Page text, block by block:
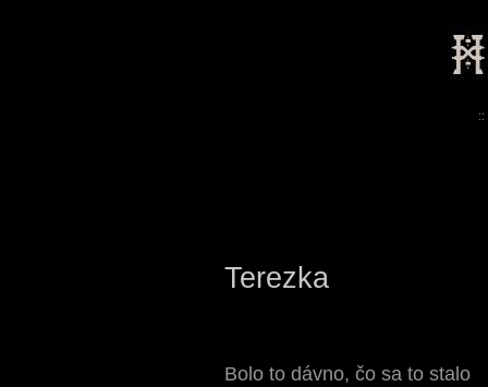
::
Terezka
Bolo to dávno, čo sa to stalo